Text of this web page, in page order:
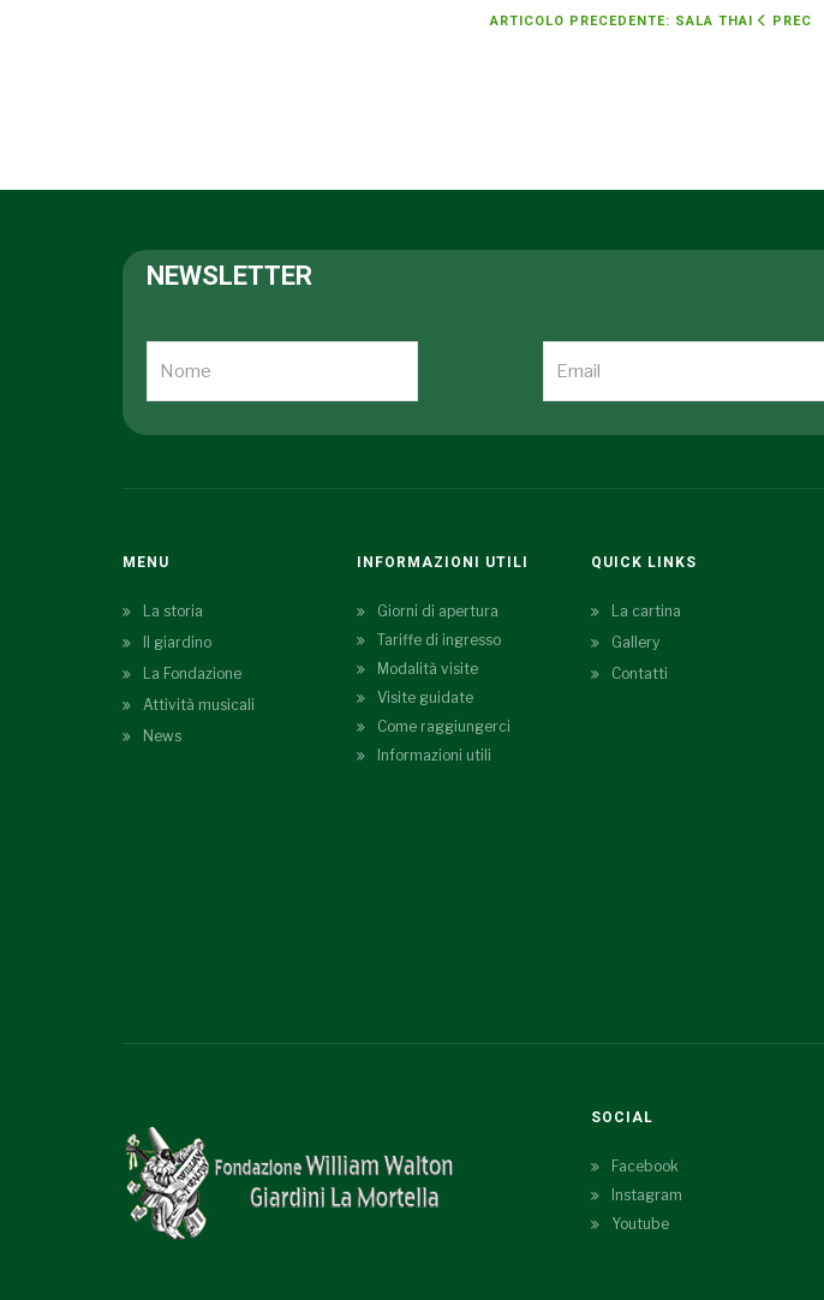
ARTICOLO PRECEDENTE: SALA THAI PREC
NEWSLETTER
MENU
La storia
Il giardino
La Fondazione
Attività musicali
News
INFORMAZIONI UTILI
Giorni di apertura
Tariffe di ingresso
Modalità visite
Visite guidate
Come raggiungerci
Informazioni utili
QUICK LINKS
La cartina
Gallery
Contatti
SOCIAL
Facebook
Instagram
Youtube